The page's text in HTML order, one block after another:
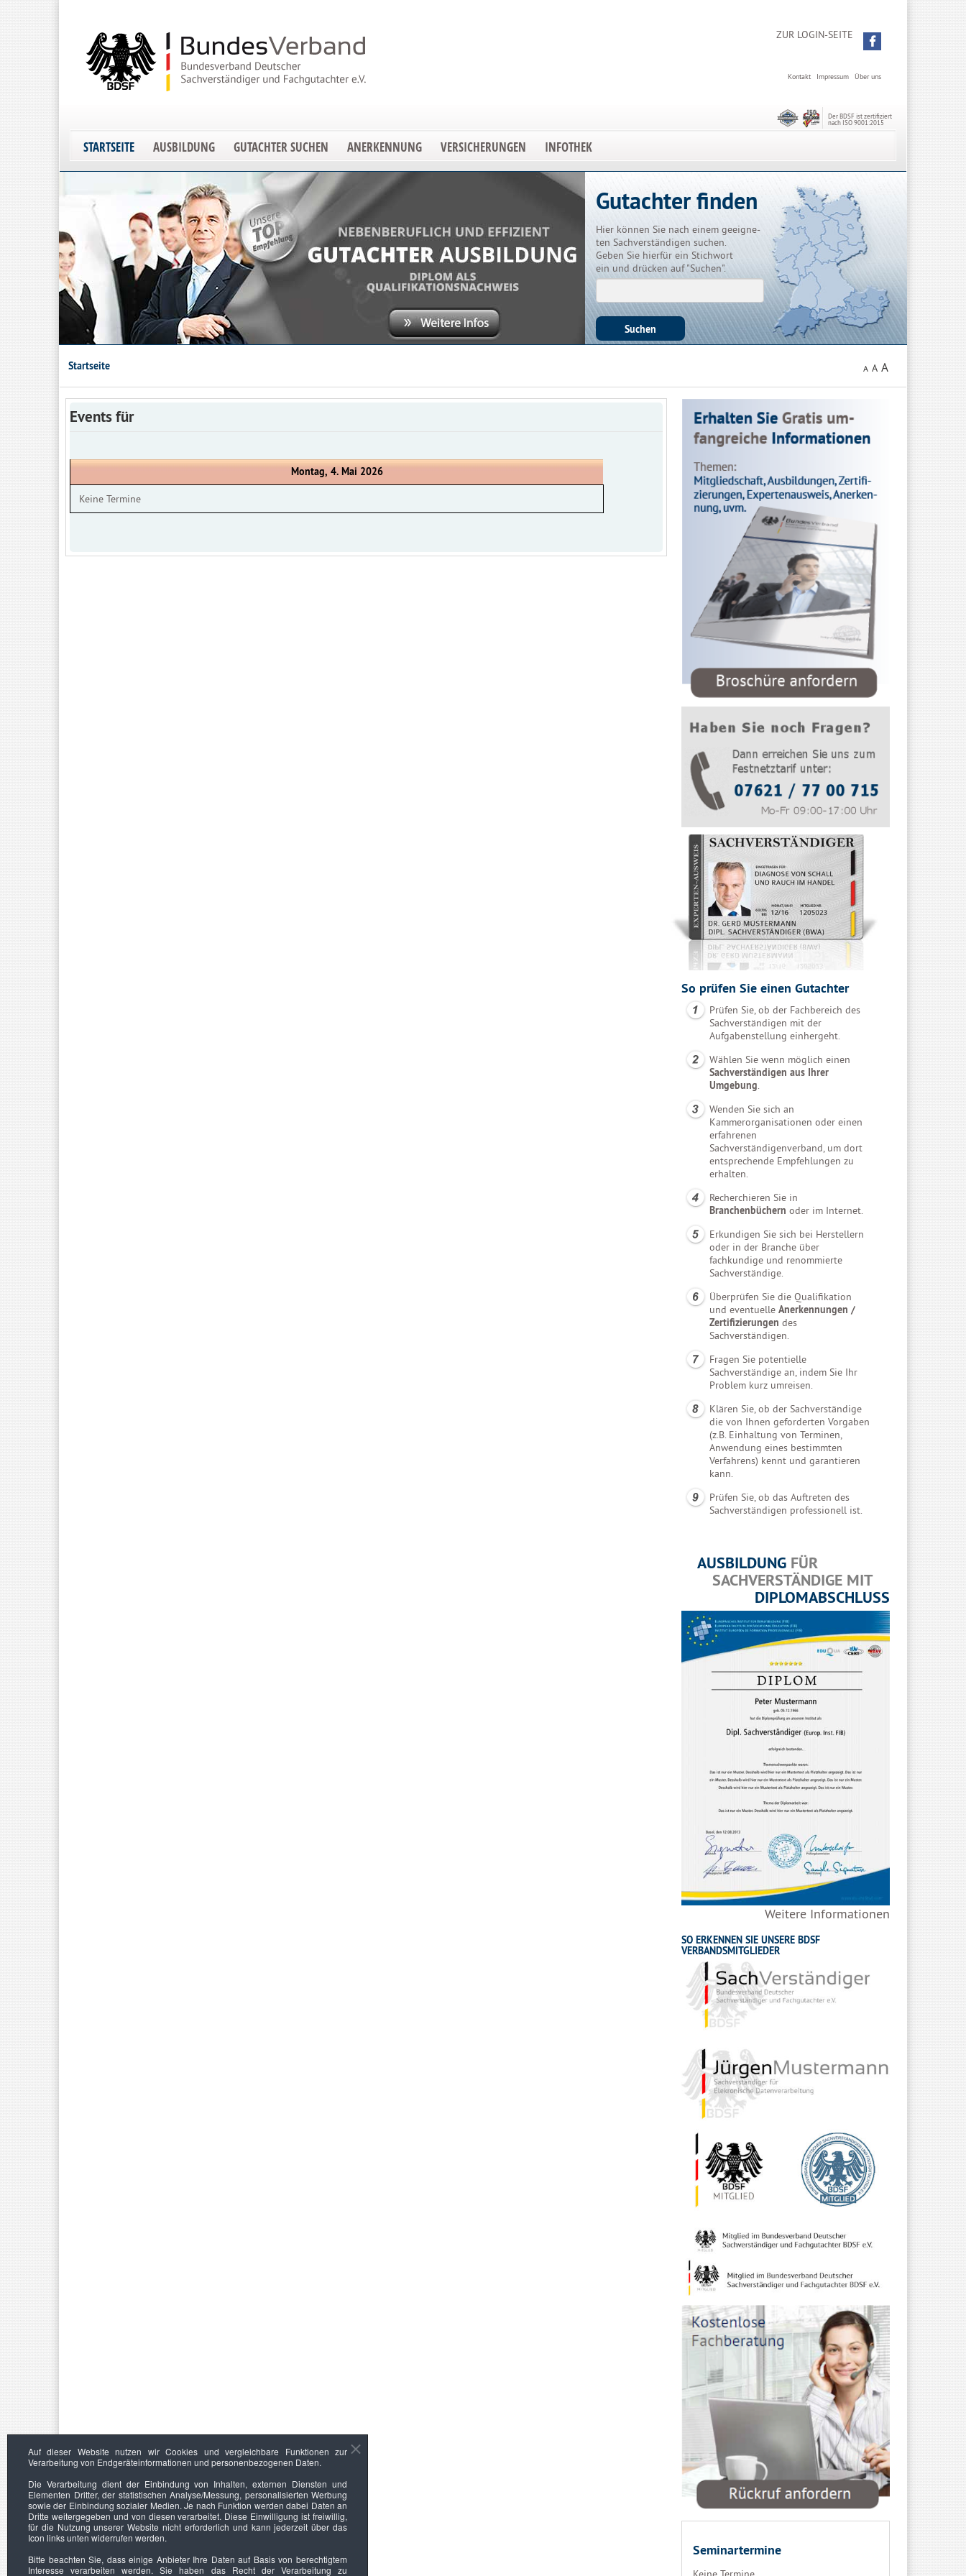
ZUR LOGIN-SEITE
Über uns
Impressum
Kontakt
Der BDSF ist zertifiziert
nach ISO 9001:2015
STARTSEITE AUSBILDUNG GUTACHTER SUCHEN ANERKENNUNG VERSICHERUNGEN INFOTHEK
Gutachter finden
Hier können Sie nach einem geeigne-
ten Sachverständigen suchen.
Geben Sie hierfür ein Stichwort
ein und drücken auf "Suchen".
Startseite A A A
Events für
Montag, 4. Mai 2026
Keine Termine
So prüfen Sie einen Gutachter
Prüfen Sie, ob der Fachbereich des
Sachverständigen mit der
Aufgabenstellung einhergeht.
Wählen Sie wenn möglich einen
Sachverständigen aus Ihrer
Umgebung.
Wenden Sie sich an
Kammerorganisationen oder einen
erfahrenen
Sachverständigenverband, um dort
entsprechende Empfehlungen zu
erhalten.
Recherchieren Sie in
Branchenbüchern oder im Internet.
Erkundigen Sie sich bei Herstellern
oder in der Branche über
fachkundige und renommierte
Sachverständige.
Überprüfen Sie die Qualifikation
und eventuelle Anerkennungen /
Zertifizierungen des
Sachverständigen.
Fragen Sie potentielle
Sachverständige an, indem Sie Ihr
Problem kurz umreisen.
Klären Sie, ob der Sachverständige
die von Ihnen geforderten Vorgaben
(z.B. Einhaltung von Terminen,
Anwendung eines bestimmten
Verfahrens) kennt und garantieren
kann.
Prüfen Sie, ob das Auftreten des
Sachverständigen professionell ist.
AUSBILDUNG FÜR
SACHVERSTÄNDIGE MIT
DIPLOMABSCHLUSS
Weitere Informationen
SO ERKENNEN SIE UNSERE BDSF
VERBANDSMITGLIEDER
Seminartermine
Auf dieser Website nutzen wir Cookies und vergleichbare Funktionen zur
Verarbeitung von Endgeräteinformationen und personenbezogenen Daten.
Die Verarbeitung dient der Einbindung von Inhalten, externen Diensten und
Elementen Dritter, der statistischen Analyse/Messung, personalisierten Werbung
sowie der Einbindung sozialer Medien. Je nach Funktion werden dabei Daten an
Dritte weitergegeben und von diesen verarbeitet. Diese Einwilligung ist freiwillig,
für die Nutzung unserer Website nicht erforderlich und kann jederzeit über das
Icon links unten widerrufen werden.
Bitte beachten Sie, dass einige Anbieter Ihre Daten auf Basis von berechtigtem
Interesse verarbeiten werden. Sie haben das Recht der Verarbeitung zu